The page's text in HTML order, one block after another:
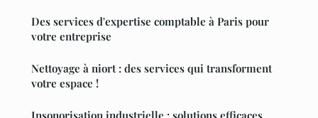
Des services d'expertise comptable à Paris pour
votre entreprise
Nettoyage à niort : des services qui transforment
votre espace !
Insonorisation industrielle : solutions efficaces